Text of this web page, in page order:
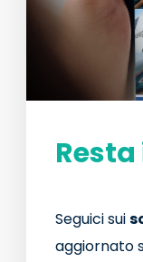
Seguici sui
aggiornato